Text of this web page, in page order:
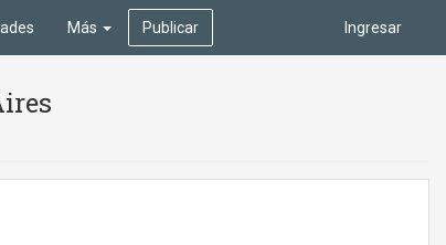
Ingresar
Más Publicar